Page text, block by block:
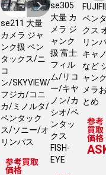
se211 大量
カメラ ジャ
ンク扱 ペン
タックス/ニ
コ
ン/SKYVIEW/
フジカ/コニ
カ/ミノルタ/
ペンタック
ス/ソニー/オ
リンパス
参考買取
価格
se305
大量 カ
メラ ジ
ャンク
扱 富士
フィル
ム/リコ
ー/キヤ
ノン/カ
シオ/ペ
ンタッ
クス
FISH-
EYE
ペン
クス
リン
キャ
など
ャン
メラ
とめ
参考
買取
価格